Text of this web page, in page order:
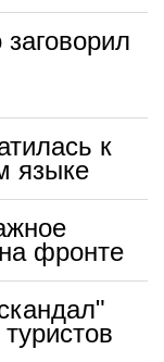
к
языке
фронте